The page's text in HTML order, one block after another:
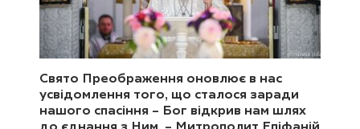
Свято Преображення оновлює в нас
усвідомлення того, що сталося заради
нашого спасіння – Бог відкрив нам шлях